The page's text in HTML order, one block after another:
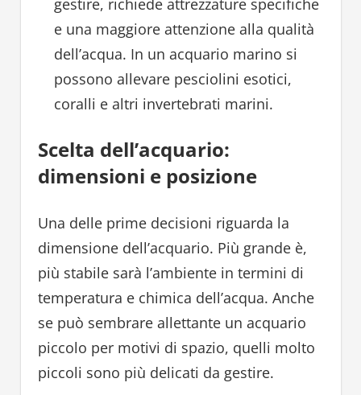
gestire, richiede attrezzature specifiche
e una maggiore attenzione alla qualità
dell’acqua. In un acquario marino si
possono allevare pesciolini esotici,
coralli e altri invertebrati marini.
Scelta dell’acquario:
dimensioni e posizione
Una delle prime decisioni riguarda la
dimensione dell’acquario. Più grande è,
più stabile sarà l’ambiente in termini di
temperatura e chimica dell’acqua. Anche
se può sembrare allettante un acquario
piccolo per motivi di spazio, quelli molto
piccoli sono più delicati da gestire.